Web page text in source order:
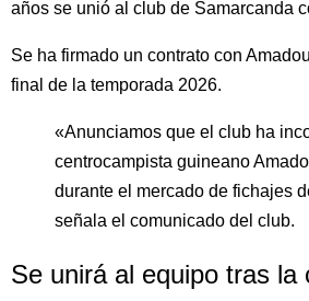
años se unió al club de Samarcanda
Se ha firmado un contrato con
final de la temporada 2026.
«Anunciamos que el club ha
centrocampista guineano
durante el mercado de fichajes
señala el comunicado del club.
Se unirá al equipo tras la